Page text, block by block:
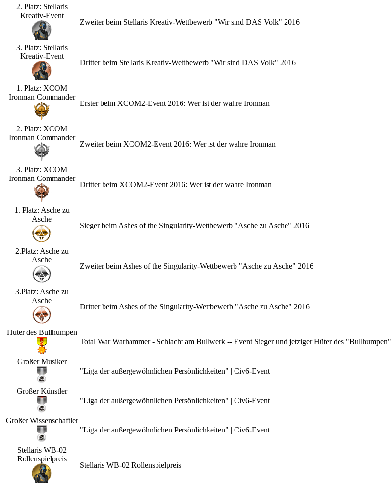
2. Platz: Stellaris
Kreativ-Event
Zweiter beim Stellaris Kreativ-Wettbewerb "Wir sind DAS Volk" 2016
3. Platz: Stellaris
Kreativ-Event
Dritter beim Stellaris Kreativ-Wettbewerb "Wir sind DAS Volk" 2016
1. Platz: XCOM
Ironman Commander
Erster beim XCOM2-Event 2016: Wer ist der wahre Ironman
2. Platz: XCOM
Ironman Commander
Zweiter beim XCOM2-Event 2016: Wer ist der wahre Ironman
3. Platz: XCOM
Ironman Commander
Dritter beim XCOM2-Event 2016: Wer ist der wahre Ironman
1. Platz: Asche zu
Asche
Sieger beim Ashes of the Singularity-Wettbewerb "Asche zu Asche" 2016
2.Platz: Asche zu
Asche
Zweiter beim Ashes of the Singularity-Wettbewerb "Asche zu Asche" 2016
3.Platz: Asche zu
Asche
Dritter beim Ashes of the Singularity-Wettbewerb "Asche zu Asche" 2016
Hüter des Bullhumpen
Total War Warhammer - Schlacht am Bullwerk -- Event Sieger und jetziger Hüter des "Bullhumpen"
Großer Musiker
"Liga der außergewöhnlichen Persönlichkeiten" | Civ6-Event
Großer Künstler
"Liga der außergewöhnlichen Persönlichkeiten" | Civ6-Event
Großer Wissenschaftler
"Liga der außergewöhnlichen Persönlichkeiten" | Civ6-Event
Stellaris WB-02
Rollenspielpreis
Stellaris WB-02 Rollenspielpreis